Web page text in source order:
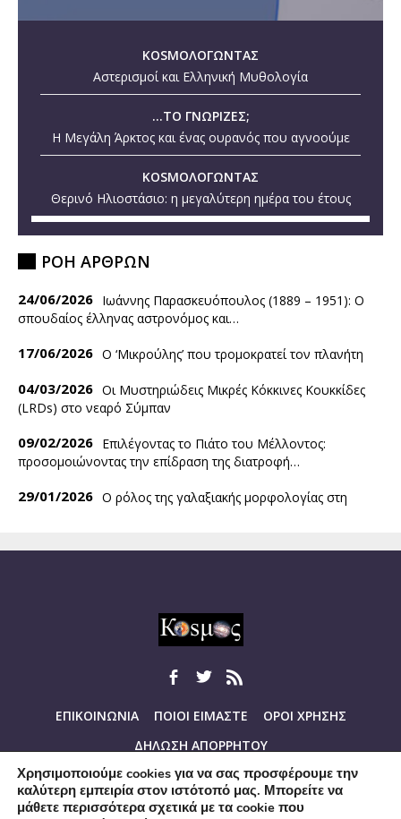
KOSMOΛΟΓΩΝΤΑΣ
Αστερισμοί και Ελληνική Μυθολογία
...ΤΟ ΓΝΩΡΙΖΕΣ;
Η Μεγάλη Άρκτος και ένας ουρανός που αγνοούμε
KOSMOΛΟΓΩΝΤΑΣ
Θερινό Ηλιοστάσιο: η μεγαλύτερη ημέρα του έτους
ΡΟΗ ΑΡΘΡΩΝ
24/06/2026 Ιωάννης Παρασκευόπουλος (1889 – 1951): O
σπουδαίος έλληνας αστρονόμος και…
17/06/2026 Ο ‘Mικρούλης’ που τρομοκρατεί τον πλανήτη
04/03/2026 Οι Μυστηριώδεις Μικρές Κόκκινες Κουκκίδες
(LRDs) στο νεαρό Σύμπαν
09/02/2026 Επιλέγοντας το Πιάτο του Μέλλοντος:
προσομοιώνοντας την επίδραση της διατροφή…
29/01/2026 Ο ρόλος της γαλαξιακής μορφολογίας στη
08/01/2026 2025: Ένα ακόμα ακραία θερμό έτος
του καπνού από pyroCbs στη στρατόσφαιρα
15/12/2025
Ενδείξεις για τη δημιουργία κοσμικών
10/12/2025
Αστρονόμοι ανακαλύπτουν ότι ο τρόπος με
τον οποίο τρέφονται οι…
ΕΠΙΚΟΙΝΩΝΙΑ ΠΟΙΟΙ ΕΙΜΑΣΤΕ
ΟΡΟΙ ΧΡΗΣΗΣ
ΔΗΛΩΣΗ ΑΠΟΡΡΗΤΟΥ
ΑΔΕΙΑ ΧΡΗΣΗΣ ΠΕΡΙΕΧΟΜΕΝΟΥ: ΑΝΑΦΟΡΑ ΔΗΜΙΟΥΡΓΟΥ-
ΜΗ ΕΜΠΟΡΙΚΗ ΧΡΗΣΗ
Χρησιμοποιούμε cookies για να σας προσφέρουμε την
καλύτερη εμπειρία στον ιστότοπό μας. Μπορείτε να
μάθετε περισσότερα σχετικά με τα cookie που